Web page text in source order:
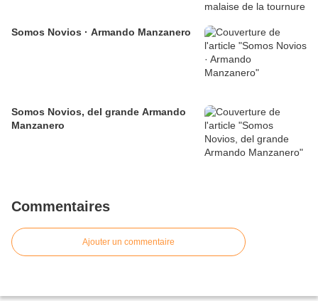
Somos Novios · Armando Manzanero
Somos Novios, del grande Armando
Manzanero
Commentaires
Ajouter un commentaire